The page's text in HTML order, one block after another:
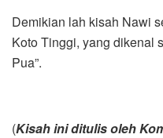
Demikian lah kisah Nawi
Koto Tinggi, yang dikenal
Pua”.
(Kisahini ditulis oleh